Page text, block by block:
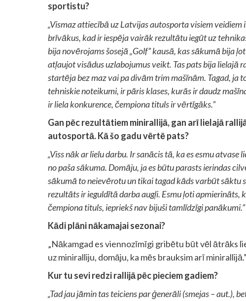
sportistu?
„Vismaz attiecībā uz Latvijas autosporta visiem
brīvākus, kad ir iespēja vairāk rezultātu iegūt uz
bija novērojams šosejā „Golf” kausā, kas sākumā bija
atļaujot visādus uzlabojumus veikt. Tas pats bija lielajā
startēja bez maz vai pa divām trim mašīnām. Tagad,
tehniskie noteikumi, ir pāris klases, kurās ir daudz
ir liela konkurence, čempiona tituls ir vērtīgāks.”
Gan pēc rezultātiem minirallijā, gan arī lielajā
autosportā. Kā šo gadu vērtē pats?
„Viss nāk ar lielu darbu. Ir sanācis tā, ka es esmu
no paša sākuma. Domāju, ja es būtu parasts ierindas
sākumā to neievērotu un tikai tagad kāds varbūt sāktu
rezultāts ir ieguldītā darba augļi. Esmu ļoti apmierināts,
čempiona tituls, iepriekš nav bijuši tamlīdzīgi panākumi.”
Kādi plāni nākamajai sezonai?
„Nākamgad es viennozīmīgi gribētu būt vēl ātrāks
uz miniralliju, domāju, ka mēs brauksim arī minirallijā.”
Kur tu sevi redzi rallijā pēc pieciem gadiem?
„Tad jau jāmin tas teiciens par ģenerāli (smejas – aut.),